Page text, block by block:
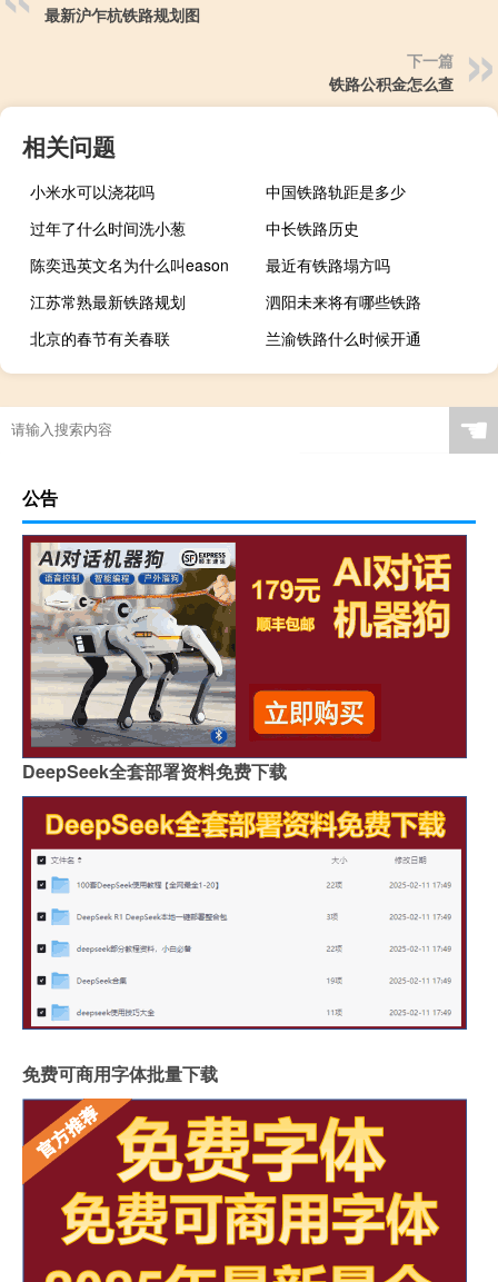
最新沪乍杭铁路规划图
下一篇
铁路公积金怎么查
相关问题
小米水可以浇花吗
中国铁路轨距是多少
过年了什么时间洗小葱
中长铁路历史
陈奕迅英文名为什么叫eason
最近有铁路塌方吗
江苏常熟最新铁路规划
泗阳未来将有哪些铁路
北京的春节有关春联
兰渝铁路什么时候开通
☚
公告
DeepSeek全套部署资料免费下载
免费可商用字体批量下载